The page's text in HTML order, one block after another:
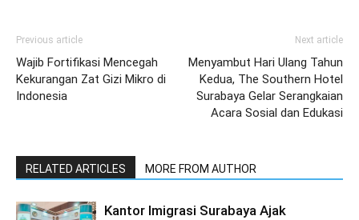
Previous article
Wajib Fortifikasi Mencegah
Kekurangan Zat Gizi Mikro di
Indonesia
Next article
Menyambut Hari Ulang Tahun
Kedua, The Southern Hotel
Surabaya Gelar Serangkaian
Acara Sosial dan Edukasi
RELATED ARTICLES MORE FROM AUTHOR
Kantor Imigrasi Surabaya Ajak